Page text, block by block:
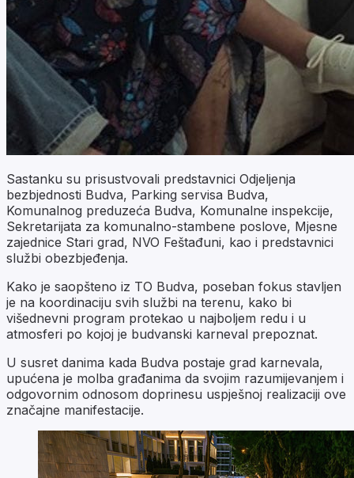
Sastanku su prisustvovali predstavnici Odjeljenja
bezbjednosti Budva, Parking servisa Budva,
Komunalnog preduzeća Budva, Komunalne inspekcije,
Sekretarijata za komunalno-stambene poslove, Mjesne
zajednice Stari grad, NVO Feštađuni, kao i predstavnici
službi obezbjeđenja.
Kako je saopšteno iz TO Budva, poseban fokus stavljen
je na koordinaciju svih službi na terenu, kako bi
višednevni program protekao u najboljem redu i u
atmosferi po kojoj je budvanski karneval prepoznat.
U susret danima kada Budva postaje grad karnevala,
upućena je molba građanima da svojim razumijevanjem i
odgovornim odnosom doprinesu uspješnoj realizaciji ove
značajne manifestacije.